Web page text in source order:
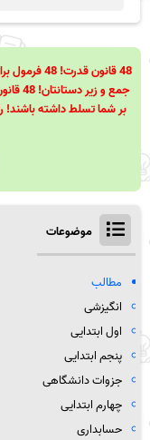
جمع
بر شما تسلط داشته باشند!
موضوعات
مطالب
انگیزشی
اول ابتدایی
پنجم ابتدایی
جزوات دانشگاهی
چهارم ابتدایی
حسابداری